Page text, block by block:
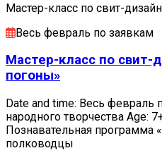
Мастер-класс по свит-
Весь февраль по заявкам
Мастер-класс по свит-
погоны»
Date and time: Весь февраль
народного творчества Age:
Познавательная программа
полководцы